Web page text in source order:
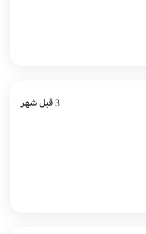
3 قبل شهر